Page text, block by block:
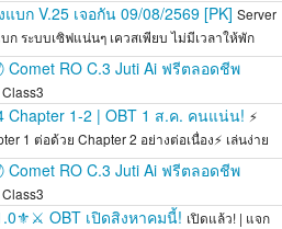
บก V.25 เจอกัน 09/08/2569 [PK] Server
ก ระบบเซิฟแน่นๆ เควสเพียบ ไม่มีเวลาให้พัก
Comet RO C.3 Juti Ai ฟรีตลอดชีพ
Chapter 1-2 | OBT 1 ส.ค. คนแน่น! ⚡
1 ต่อด้วย Chapter 2 อย่างต่อเนื่อง⚡ เล่นง่าย
Comet RO C.3 Juti Ai ฟรีตลอดชีพ
OBT เปิดสิงหาคมนี้! เปิดแล้ว! | แจก